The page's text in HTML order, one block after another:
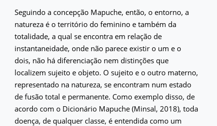
Seguindo a concepção Mapuche, então, o entorno, a
natureza é o território do feminino e também da
totalidade, a qual se encontra em relação de
instantaneidade, onde não parece existir o um e o
dois, não há diferenciação nem distinções que
localizem sujeito e objeto. O sujeito e o outro materno,
representado na natureza, se encontram num estado
de fusão total e permanente. Como exemplo disso, de
acordo com o Dicionário Mapuche (Minsal, 2018), toda
doença, de qualquer classe, é entendida como um